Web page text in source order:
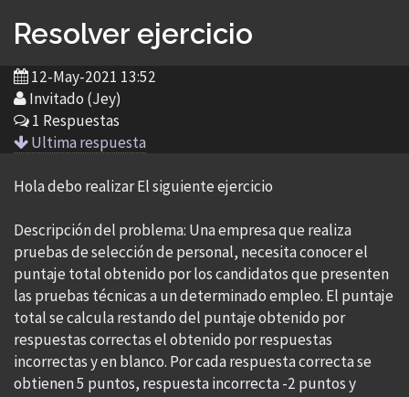
Resolver ejercicio
12-May-2021 13:52
Invitado (Jey)
1 Respuestas
Ultima respuesta
Hola debo realizar El siguiente ejercicio
Descripción del problema: Una empresa que realiza
pruebas de selección de personal, necesita conocer el
puntaje total obtenido por los candidatos que presenten
las pruebas técnicas a un determinado empleo. El puntaje
total se calcula restando del puntaje obtenido por
respuestas correctas el obtenido por respuestas
incorrectas y en blanco. Por cada respuesta correcta se
obtienen 5 puntos, respuesta incorrecta -2 puntos y